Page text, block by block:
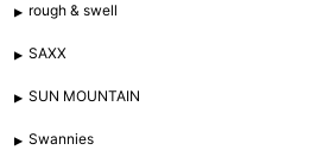
rough & swell
SAXX
SUN MOUNTAIN
Swannies